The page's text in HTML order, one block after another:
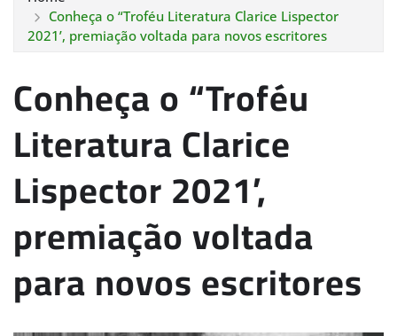
Conheça o “Troféu Literatura Clarice Lispector
2021’, premiação voltada para novos escritores
Conheça o “Troféu
Literatura Clarice
Lispector 2021’,
premiação voltada
para novos escritores